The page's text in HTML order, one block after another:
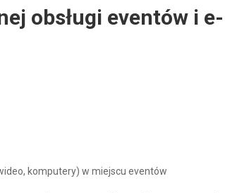
obsługi eventów i e-
komputery) w miejscu eventów